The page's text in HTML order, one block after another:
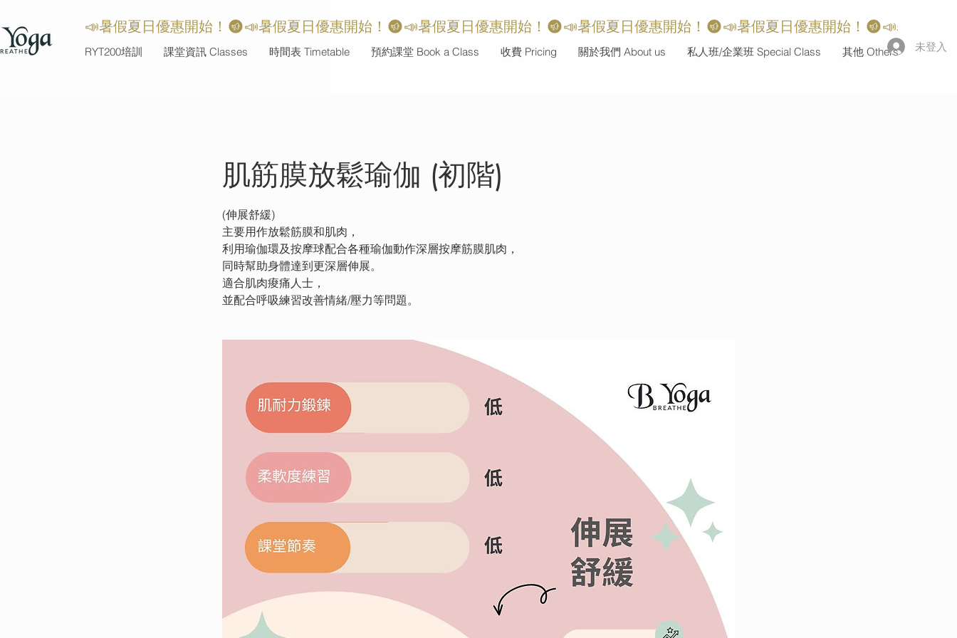
未登入
肌筋膜放鬆瑜伽 (初階)
(伸展舒緩)
主要用作放鬆筋膜和肌肉，
利用瑜伽環及按摩球配合各種瑜伽動作深層按摩筋膜肌肉，
同時幫助身體達到更深層伸展。
適合肌肉痠痛人士，
並配合呼吸練習改善情緒/壓力等問題。
RYT200培訓 課堂資訊 Classes 時間表 Timetable 預約課堂 Book a Class 收費 Pricing 關於我們 About us 私人班/企業班 Special Class 其他 Others
📣暑假夏日優惠開始！